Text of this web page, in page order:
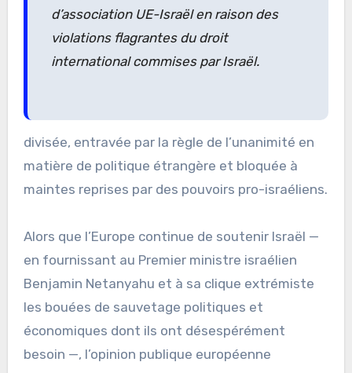
d’association UE-Israël en raison des
violations flagrantes du droit
international commises par Israël.
divisée, entravée par la règle de l’unanimité en
matière de politique étrangère et bloquée à
maintes reprises par des pouvoirs pro-israéliens.
Alors que l’Europe continue de soutenir Israël —
en fournissant au Premier ministre israélien
Benjamin Netanyahu et à sa clique extrémiste
les bouées de sauvetage politiques et
économiques dont ils ont désespérément
besoin —, l’opinion publique européenne